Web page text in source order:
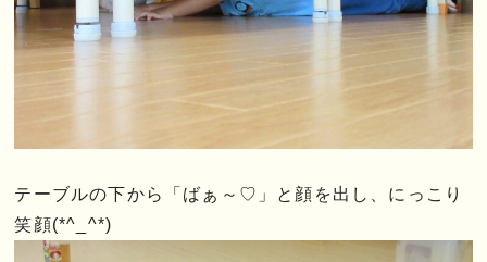
テーブルの下から「ばぁ～♡」と顔を出し、にっこり
笑顔(*^_^*)